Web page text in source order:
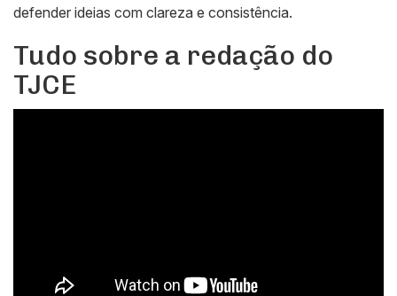
defender ideias com clareza e consistência.
Tudo sobre a redação do
TJCE